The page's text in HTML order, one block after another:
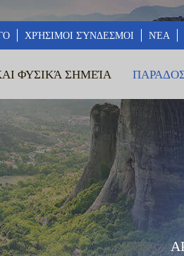
ΧΡΉΣΙΜΟΙ ΣΎΝΔΕΣΜΟΙ ΝΈΑ
ΦΥΣΙΚΆ ΣΗΜΕΊΑ